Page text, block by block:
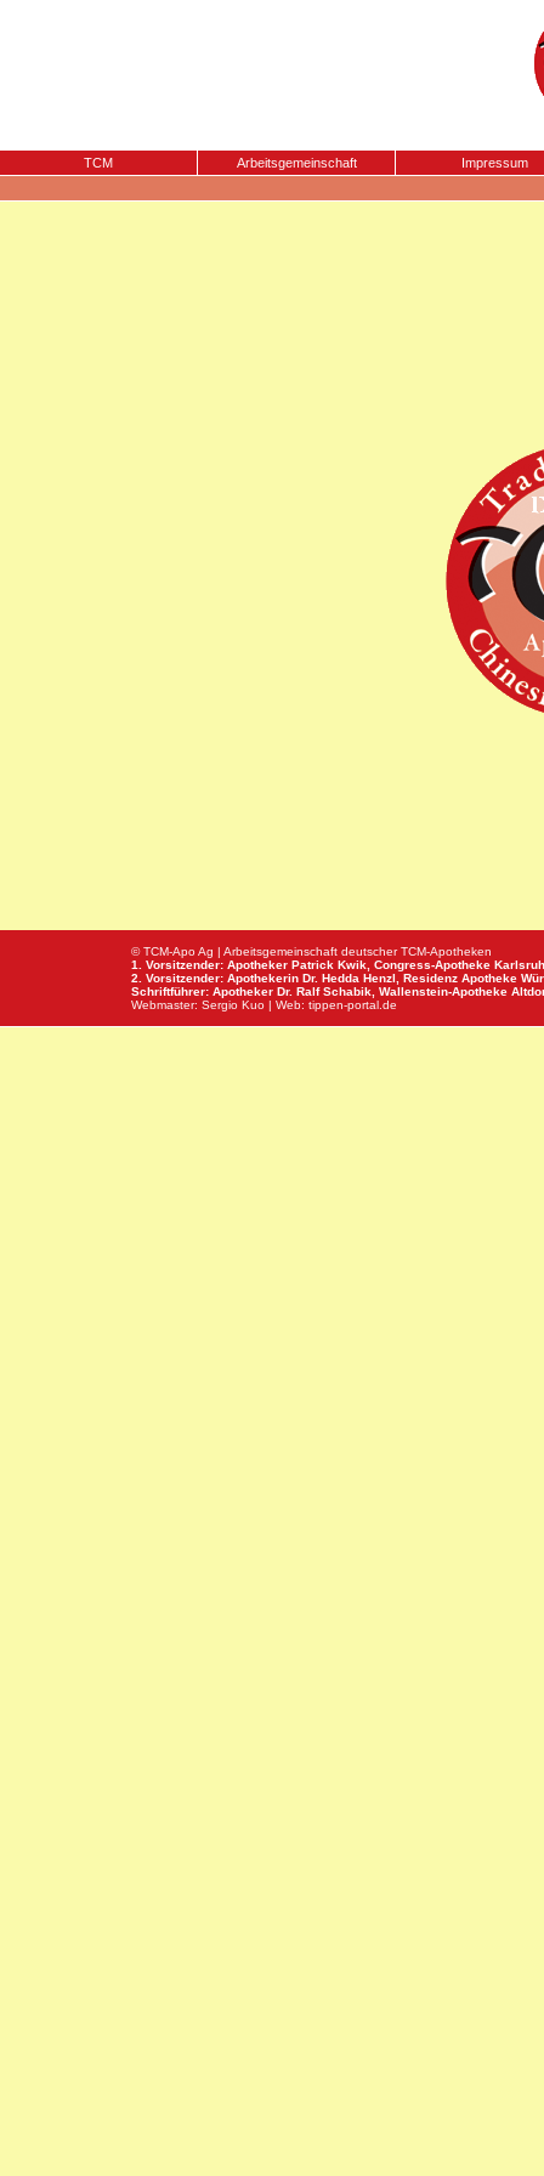
TCM Arbeitsgemeinschaft Impressum
© TCM-Apo Ag | Arbeitsgemeinschaft deutscher TCM-Apotheken
1. Vorsitzender: Apotheker Patrick Kwik, Congress-Apotheke
2. Vorsitzender: Apothekerin Dr. Hedda Henzl, Residenz Apotheke
Schriftführer: Apotheker Dr. Ralf Schabik, Wallenstein-Apotheke
Webmaster: Sergio Kuo | Web: tippen-portal.de